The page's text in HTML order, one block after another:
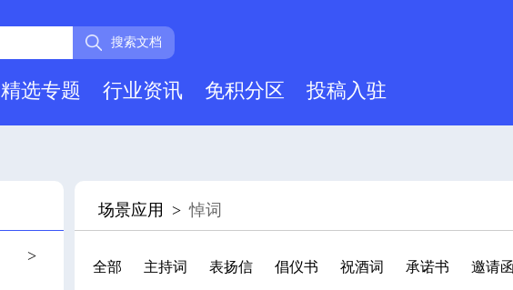
搜索文档
精选专题 行业资讯 免积分区 投稿入驻
>
场景应用 > 悼词
全部 主持词 表扬信 倡仪书 祝酒词 承诺书 邀请函